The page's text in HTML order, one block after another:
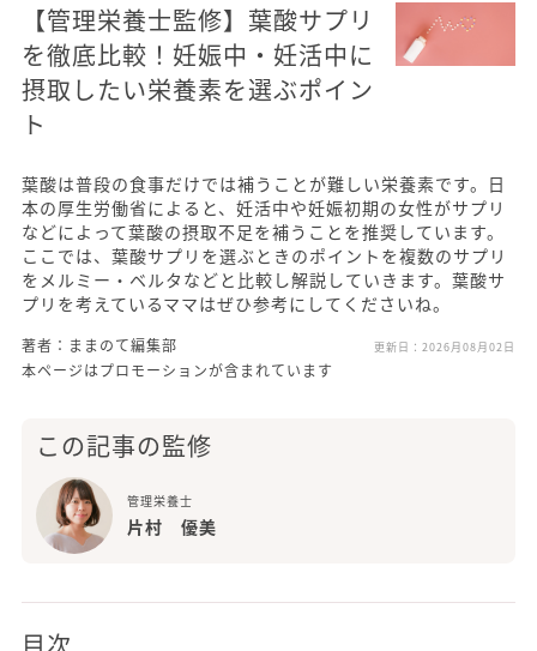
【管理栄養士監修】葉酸サプリ
を徹底比較！妊娠中・妊活中に
摂取したい栄養素を選ぶポイン
ト
葉酸は普段の食事だけでは補うことが難しい栄養素です。日
本の厚生労働省によると、妊活中や妊娠初期の女性がサプリ
などによって葉酸の摂取不足を補うことを推奨しています。
ここでは、葉酸サプリを選ぶときのポイントを複数のサプリ
をメルミー・ベルタなどと比較し解説していきます。葉酸サ
プリを考えているママはぜひ参考にしてくださいね。
著者：ままのて編集部 更新日： 2026月08月02日
本ページはプロモーションが含まれています
この記事の監修
管理栄養士
片村 優美